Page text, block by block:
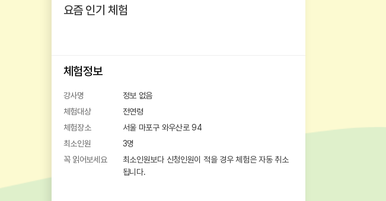
요즘 인기 체험
체험정보
강사명
정보 없음
체험대상
전연령
체험장소
서울 마포구 와우산로 94
최소인원
3명
꼭 읽어보세요
최소인원보다 신청인원이 적을 경우 체험은 자동 취소
됩니다.